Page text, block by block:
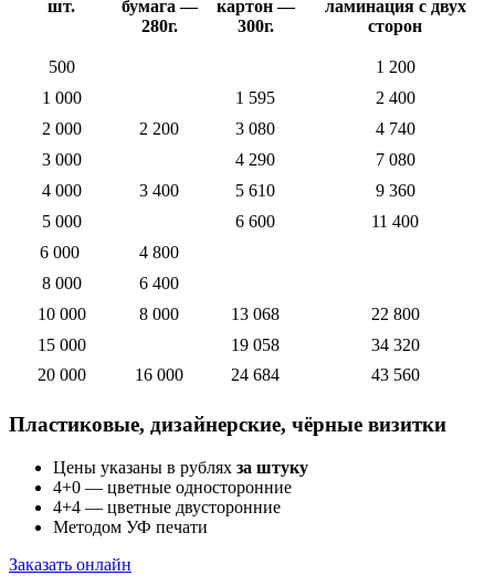
шт.
бумага —
280г.
картон —
300г.
ламинация с двух
сторон
500
1 200
1 000
1 595
2 400
2 000
2 200 3 080
4 740
3 000
4 290
7 080
4 000
3 400 5 610
9 360
5 000
6 600
11 400
6 000
4 800
8 000
6 400
10 000
8 000 13 068
22 800
15 000
19 058
34 320
20 000
16 000 24 684 43 560
Пластиковые, дизайнерские, чёрные визитки
Цены указаны в рублях за штуку
4+0 — цветные односторонние
4+4 — цветные двусторонние
Методом УФ печати
Заказать онлайн